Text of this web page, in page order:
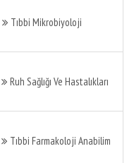
Tıbbi Mikrobiyoloji
Ruh Sağlığı Ve Hastalıkları
Tıbbi Farmakoloji Anabilim